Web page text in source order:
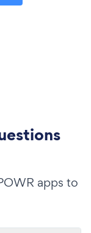
apps to